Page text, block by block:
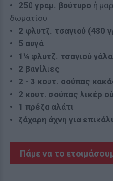
• 250 γραμ. βούτυρο ή
δωματίου
• 2 φλυτζ. τσαγιού (480
• 5 αυγά
• 1¼ φλυτζ. τσαγιού
• 2 βανίλιες
• 2 - 3 κουτ. σούπας
• 2 κουτ. σούπας λικέρ
• 1 πρέζα αλάτι
• ζάχαρη άχνη για
Πάμε να το